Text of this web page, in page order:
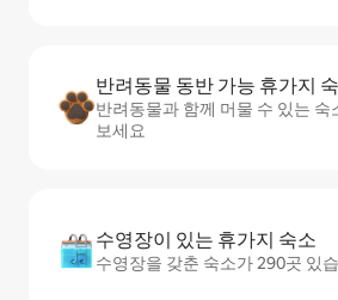
반려동물 동반 가능 휴가지
반려동물과 함께 머물 수 있는 숙
보세요
수영장이 있는 휴가지 숙소
수영장을 갖춘 숙소가 290곳 있